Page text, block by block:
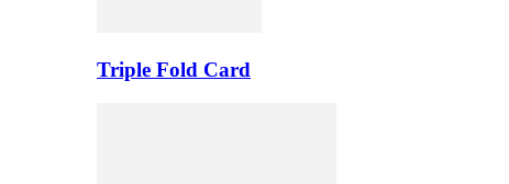
Triple Fold Card